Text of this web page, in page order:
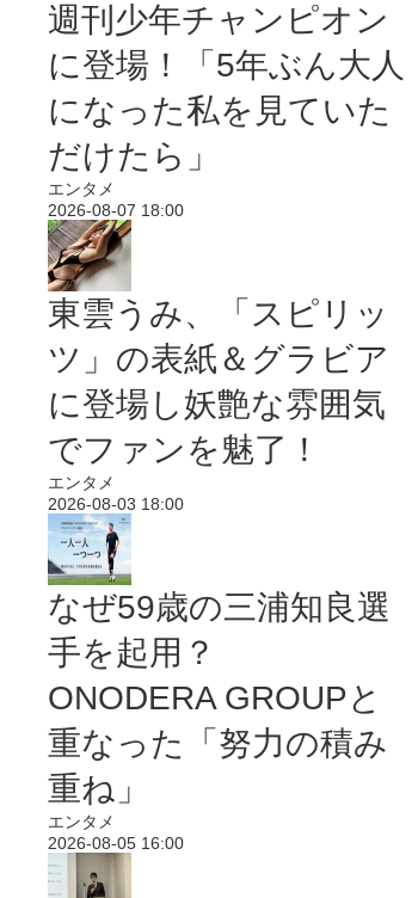
週刊少年チャンピオン
に登場！「5年ぶん大人
になった私を見ていた
だけたら」
エンタメ
2026-08-07 18:00
東雲うみ、「スピリッ
ツ」の表紙＆グラビア
に登場し妖艶な雰囲気
でファンを魅了！
エンタメ
2026-08-03 18:00
なぜ59歳の三浦知良選
手を起用？
ONODERA GROUPと
重なった「努力の積み
重ね」
エンタメ
2026-08-05 16:00